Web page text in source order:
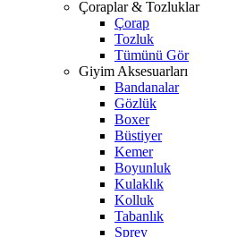
Çoraplar & Tozluklar
Çorap
Tozluk
Tümünü Gör
Giyim Aksesuarları
Bandanalar
Gözlük
Boxer
Büstiyer
Kemer
Boyunluk
Kulaklık
Kolluk
Tabanlık
Sprey